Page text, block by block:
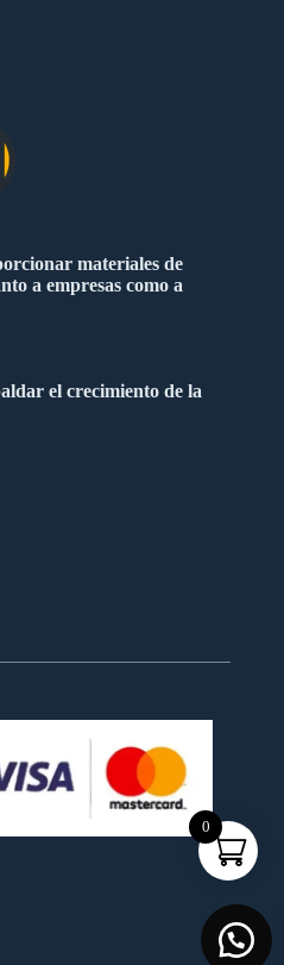
materiales de
a empresas como a
el crecimiento de la
0